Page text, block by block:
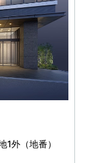
外（地番）